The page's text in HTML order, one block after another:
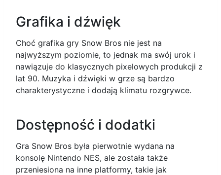
Grafika i dźwięk
Choć grafika gry Snow Bros nie jest na
najwyższym poziomie, to jednak ma swój urok i
nawiązuje do klasycznych pixelowych produkcji z
lat 90. Muzyka i dźwięki w grze są bardzo
charakterystyczne i dodają klimatu rozgrywce.
Dostępność i dodatki
Gra Snow Bros była pierwotnie wydana na
konsolę Nintendo NES, ale została także
przeniesiona na inne platformy, takie jak